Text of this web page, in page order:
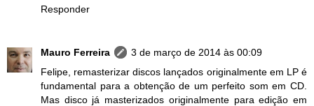
Responder
Mauro Ferreira
3 de março de 2014 às 00:09
Felipe, remasterizar discos lançados originalmente em LP é
fundamental para a obtenção de um perfeito som em CD.
Mas disco já masterizados originalmente para edição em